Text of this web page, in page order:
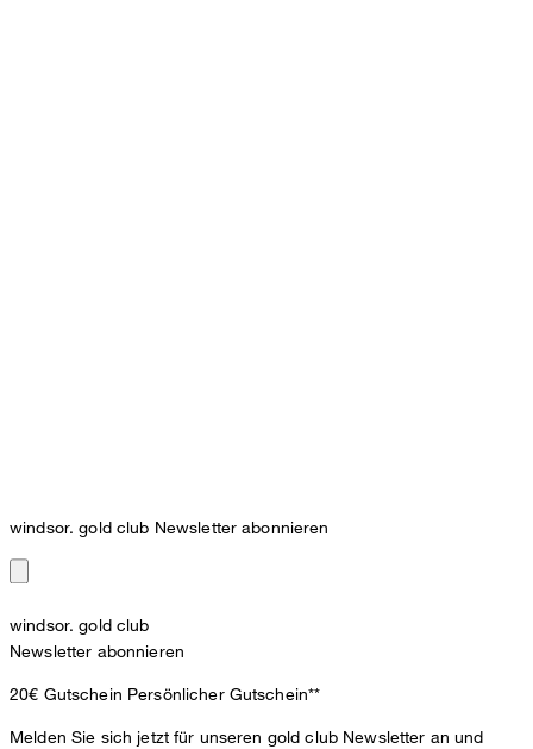
windsor. gold club Newsletter abonnieren
windsor. gold club
Newsletter abonnieren
20€ Gutschein Persönlicher Gutschein**
Melden Sie sich jetzt für unseren gold club Newsletter an und